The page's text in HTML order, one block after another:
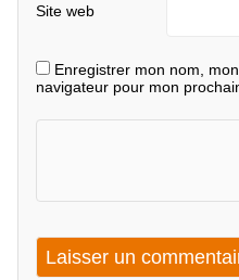
Site web
Enregistrer mon nom,
navigateur pour mon